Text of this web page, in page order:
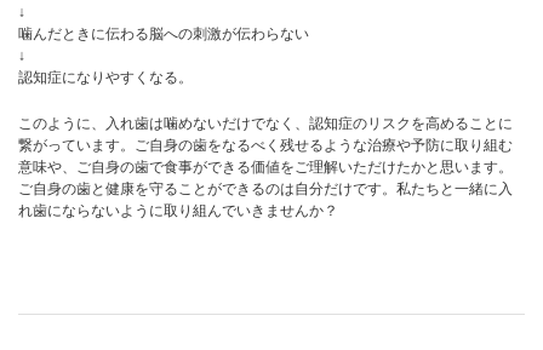
↓
噛んだときに伝わる脳への刺激が伝わらない
↓
認知症になりやすくなる。
このように、入れ歯は噛めないだけでなく、認知症のリスクを高めることに
繋がっています。ご自身の歯をなるべく残せるような治療や予防に取り組む
意味や、ご自身の歯で食事ができる価値をご理解いただけたかと思います。
ご自身の歯と健康を守ることができるのは自分だけです。私たちと一緒に入
れ歯にならないように取り組んでいきませんか？